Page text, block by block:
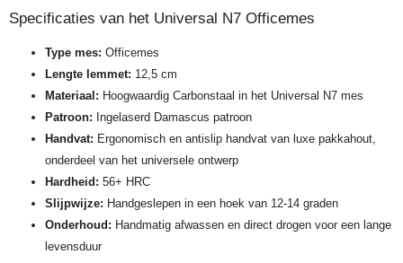
Specificaties van het Universal N7 Officemes
Type mes: Officemes
Lengte lemmet: 12,5 cm
Materiaal: Hoogwaardig Carbonstaal in het Universal N7 mes
Patroon: Ingelaserd Damascus patroon
Handvat: Ergonomisch en antislip handvat van luxe pakkahout,
onderdeel van het universele ontwerp
Hardheid: 56+ HRC
Slijpwijze: Handgeslepen in een hoek van 12-14 graden
Onderhoud: Handmatig afwassen en direct drogen voor een lange
levensduur